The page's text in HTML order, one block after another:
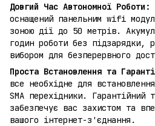
Довгий Час Автономної Роботи:
оснащений панельним wifi
зоною дії до 50 метрів.
годин роботи без підзарядки,
вибором для безперервного
Проста Встановлення та
все необхідне для
SMA перехідники. Гарантійний
забезпечує вас захистом та
вашого інтернет-з'єднання.